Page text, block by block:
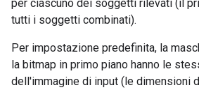
per ciascuno dei soggetti rilevati (il
tutti i soggetti combinati).
Per impostazione predefinita, la
la bitmap in primo piano hanno le
dell'immagine di input (le dimensioni